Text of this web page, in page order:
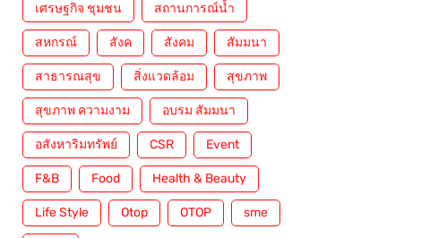
เศรษฐกิจ ชุมชน สถานการณ์น้ำ
สหกรณ์ สังค สังคม สัมมนา
สาธารณสุข สิ่งแวดล้อม สุขภาพ
สุขภาพ ความงาม อบรม สัมมนา
อสังหาริมทรัพย์ CSR Event
F&B Food Health & Beauty
Life Style Otop OTOP sme